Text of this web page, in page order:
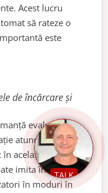
Acest lucru
să rateze o
este
de încărcare și
evaluează
atunci când o
același timp.
imita încărcarea
în moduri în
TALK